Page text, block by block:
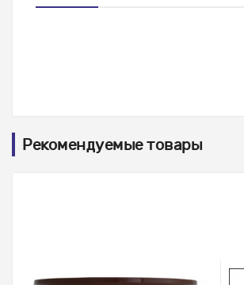
Рекомендуемые товары